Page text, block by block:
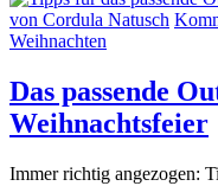
von Cordula Natusch
Weihnachten
Das passende
Weihnachtsfeier
Immer richtig angezogen: